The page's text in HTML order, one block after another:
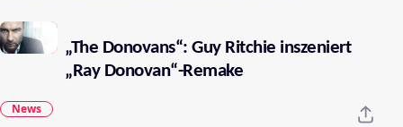
„The Donovans“: Guy Ritchie inszeniert
„Ray Donovan“-Remake
News